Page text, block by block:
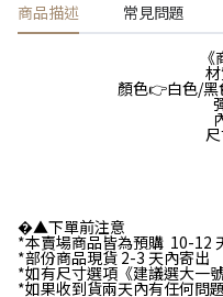
商品描述 常見問題
顏色👉白色/
�▲下單前注意
*本賣場商品皆為預購 10-12
*部份商品現貨 2-3 天內寄出
*如有尺寸選項《建議選大一
*如果收到貨兩天內有任何問